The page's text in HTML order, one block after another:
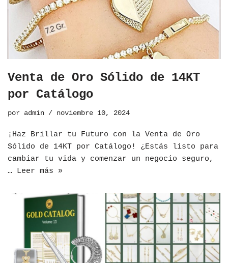
Venta de Oro Sólido de 14KT
por Catálogo
por admin noviembre 10, 2024
¡Haz Brillar tu Futuro con la Venta de Oro
Sólido de 14KT por Catálogo! ¿Estás listo para
cambiar tu vida y comenzar un negocio seguro,
… Leer más »